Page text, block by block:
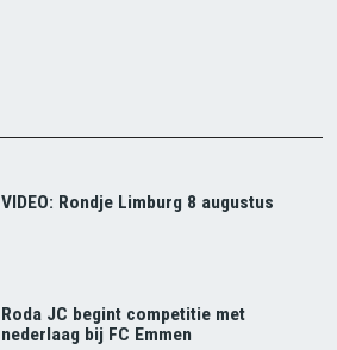
VIDEO: Rondje Limburg 8 augustus
Roda JC begint competitie met
nederlaag bij FC Emmen